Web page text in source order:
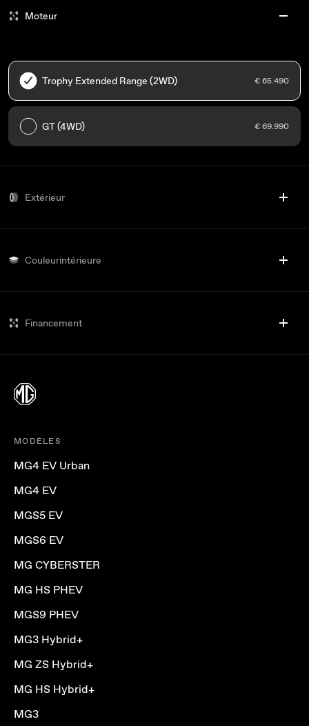
Moteur
Trophy Extended Range (2WD) € 65.490
GT (4WD) € 69.990
Extérieur
Couleurintérieure
Financement
MODÈLES
MG4 EV Urban
MG4 EV
MGS5 EV
MGS6 EV
MG CYBERSTER
MG HS PHEV
MGS9 PHEV
MG3 Hybrid+
MG ZS Hybrid+
MG HS Hybrid+
MG3